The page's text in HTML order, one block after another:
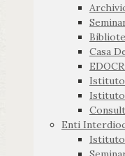
Casa
Istituto
Istituto
Enti
Istituto